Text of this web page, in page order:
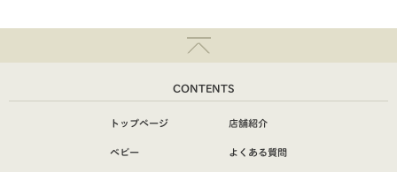
CONTENTS
トップページ
ベビー
店舗紹介
よくある質問